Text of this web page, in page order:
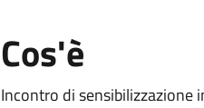
Cos'è
Incontro di sensibilizzazione